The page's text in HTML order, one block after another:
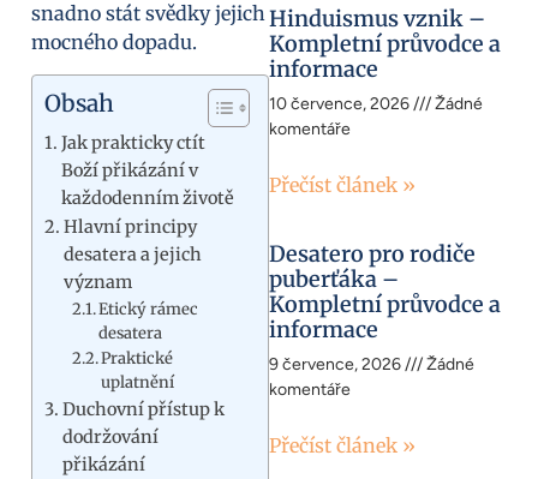
snadno stát svědky jejich
mocného dopadu.
Obsah
Jak prakticky ctít
Boží přikázání v
každodenním životě
Hlavní principy
desatera a jejich
význam
Etický rámec
desatera
Praktické
uplatnění
Duchovní přístup k
dodržování
přikázání
Hinduismus vznik –
Kompletní průvodce a
informace
10 července, 2026
Žádné
komentáře
Přečíst článek »
Desatero pro rodiče
puberťáka –
Kompletní průvodce a
informace
9 července, 2026
Žádné
komentáře
Přečíst článek »